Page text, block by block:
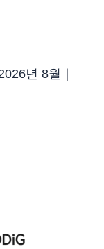
년 8월｜